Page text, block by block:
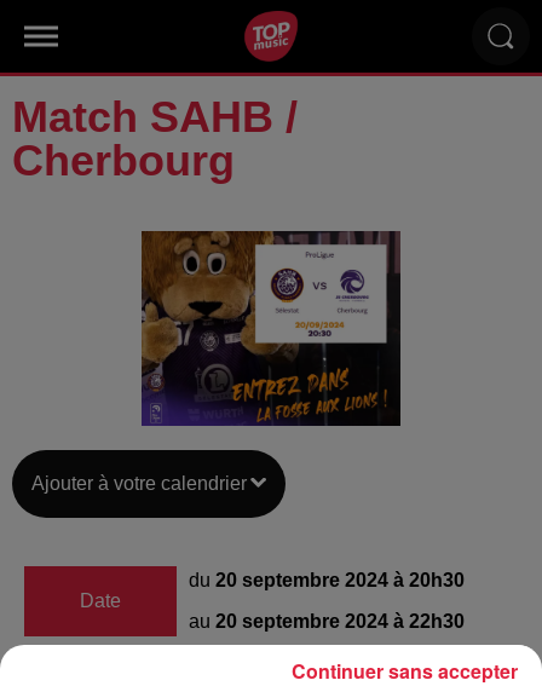
Match SAHB /
Cherbourg
Ajouter à votre calendrier
Date
du 20 septembre 2024 à 20h30
au 20 septembre 2024 à 22h30
Continuer sans accepter